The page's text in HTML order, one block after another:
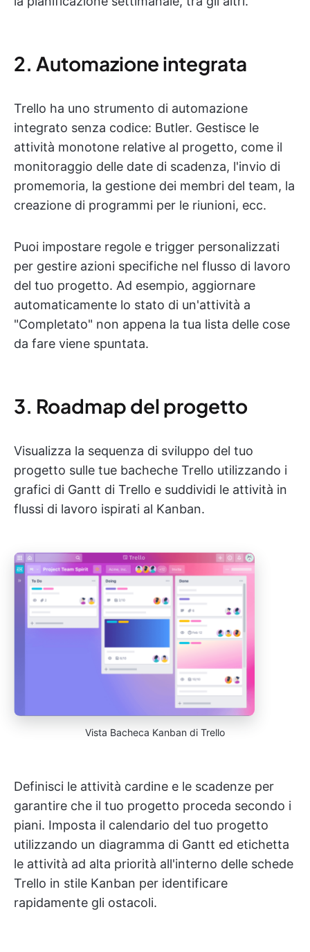
2. Automazione integrata
Trello ha uno strumento di automazione
integrato senza codice: Butler. Gestisce le
attività monotone relative al progetto, come il
monitoraggio delle date di scadenza, l'invio di
promemoria, la gestione dei membri del team, la
creazione di programmi per le riunioni, ecc.
Puoi impostare regole e trigger personalizzati
per gestire azioni specifiche nel flusso di lavoro
del tuo progetto. Ad esempio, aggiornare
automaticamente lo stato di un'attività a
"Completato" non appena la tua lista delle cose
da fare viene spuntata.
3. Roadmap del progetto
Visualizza la sequenza di sviluppo del tuo
progetto sulle tue bacheche Trello utilizzando i
grafici di Gantt di Trello e suddividi le attività in
flussi di lavoro ispirati al Kanban.
Vista Bacheca Kanban di Trello
Definisci le attività cardine e le scadenze per
garantire che il tuo progetto proceda secondo i
piani. Imposta il calendario del tuo progetto
utilizzando un diagramma di Gantt ed etichetta
le attività ad alta priorità all'interno delle schede
Trello in stile Kanban per identificare
rapidamente gli ostacoli.